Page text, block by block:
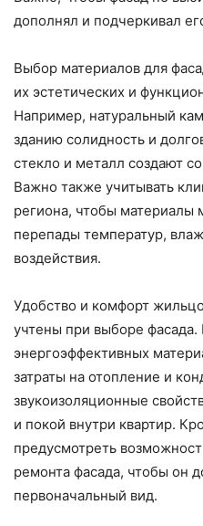
дополнял и подчеркивал
Выбор материалов для
их эстетических и
Например, натуральный
зданию солидность и
стекло и металл создают
Важно также учитывать
региона, чтобы материалы
перепады температур,
воздействия.
Удобство и комфорт
учтены при выборе
энергоэффективных
затраты на отопление и
звукоизоляционные
и покой внутри квартир.
предусмотреть
ремонта фасада, чтобы он
первоначальный вид.